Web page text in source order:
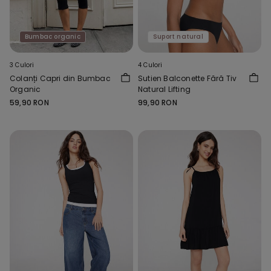
Bumbac organic
3 Culori
Colanți Capri din Bumbac
Organic
59,90 RON
Suport natural
4 Culori
Sutien Balconette Fără Tiv
Natural Lifting
99,90 RON